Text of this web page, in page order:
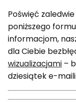
Poświęć zaledwie
poniższego
informacjom,
dla Ciebie
wizualizacjami –
dziesiątek e-